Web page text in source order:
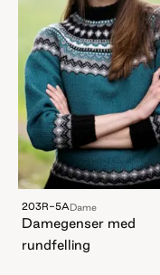
203R-5ADame
Damegenser med
rundfelling